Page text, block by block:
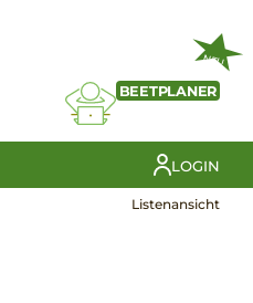
NEU
BEETPLANER
LOGIN
Listenansicht